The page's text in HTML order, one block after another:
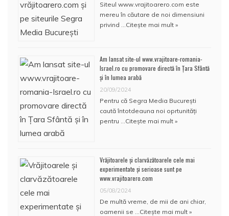
Siteul www.vrajitoarero.com este
mereu în căutare de noi dimensiuni
privind … Citește mai mult »
Am lansat site-ul www.vrajitoare-romania-
Israel.ro cu promovare directă în Țara Sfântă
și în lumea arabă
20/09/2024
Pentru că Segra Media București
caută întotdeauna noi oprtunități
pentru … Citește mai mult »
Vrăjitoarele și clarvăzătoarele cele mai
experimentate și serioase sunt pe
www.vrajitoarero.com
05/08/2024
De multă vreme, de mii de ani chiar,
oamenii se … Citește mai mult »